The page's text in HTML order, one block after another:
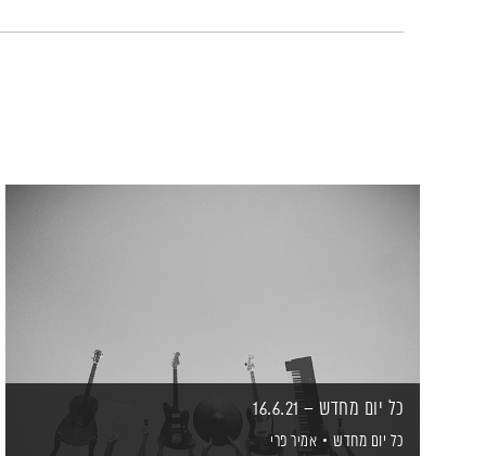
כל יום מחדש – 16.6.21
כל יום מחדש אמיר פרי